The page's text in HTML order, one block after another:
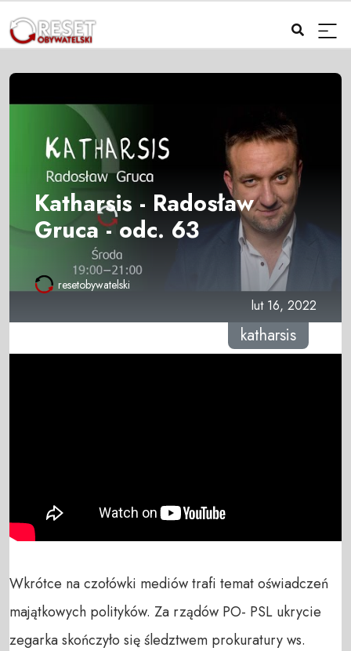
Katharsis - Radosław
Gruca - odc. 63
resetobywatelski
lut 16, 2022
katharsis
Wkrótce na czołówki mediów trafi temat oświadczeń
majątkowych polityków. Za rządów PO- PSL ukrycie
zegarka skończyło się śledztwem prokuratury ws.